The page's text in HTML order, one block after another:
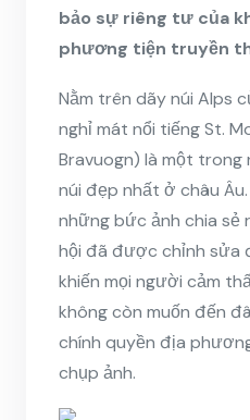
bảo sự riêng tư của
phương tiện truyền
Nằm trên dãy núi Alps
nghỉ mát nổi tiếng St.
Bravuogn) là một trong
núi đẹp nhất ở châu
những bức ảnh chia sẻ
hội đã được chỉnh sửa
khiến mọi người cảm
không còn muốn đến
chính quyền địa
chụp ảnh.